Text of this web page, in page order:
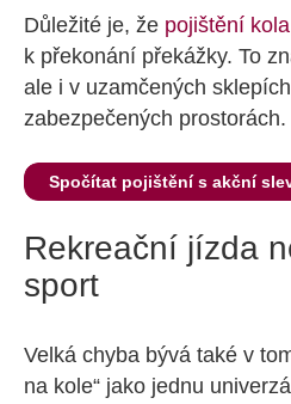
Důležité je, že pojištění kola
k překonání překážky. To
ale i v uzamčených
zabezpečených prostorách.
Spočítat pojištění s akční
Rekreační jízda
sport
Velká chyba bývá také v
na kole“ jako jednu